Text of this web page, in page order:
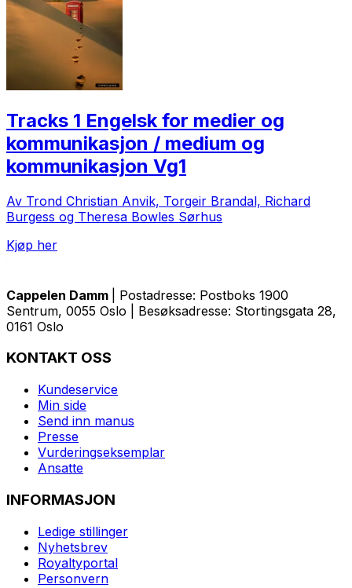
Tracks 1 Engelsk for medier og
kommunikasjon / medium og
kommunikasjon Vg1
Av Trond Christian Anvik, Torgeir Brandal, Richard
Burgess og Theresa Bowles Sørhus
Kjøp her
Cappelen Damm
| Postadresse: Postboks 1900
Sentrum, 0055 Oslo | Besøksadresse: Stortingsgata 28,
0161 Oslo
KONTAKT OSS
Kundeservice
Min side
Send inn manus
Presse
Vurderingseksemplar
Ansatte
INFORMASJON
Ledige stillinger
Nyhetsbrev
Royaltyportal
Personvern